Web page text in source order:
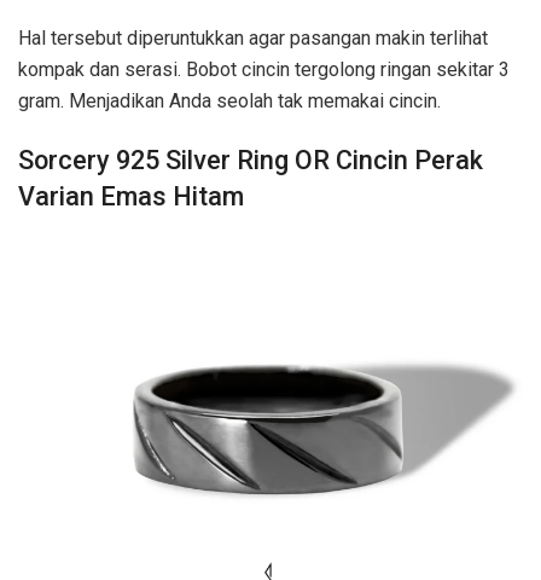
Hal tersebut diperuntukkan agar pasangan makin terlihat
kompak dan serasi. Bobot cincin tergolong ringan sekitar 3
gram. Menjadikan Anda seolah tak memakai cincin.
Sorcery 925 Silver Ring OR Cincin Perak
Varian Emas Hitam